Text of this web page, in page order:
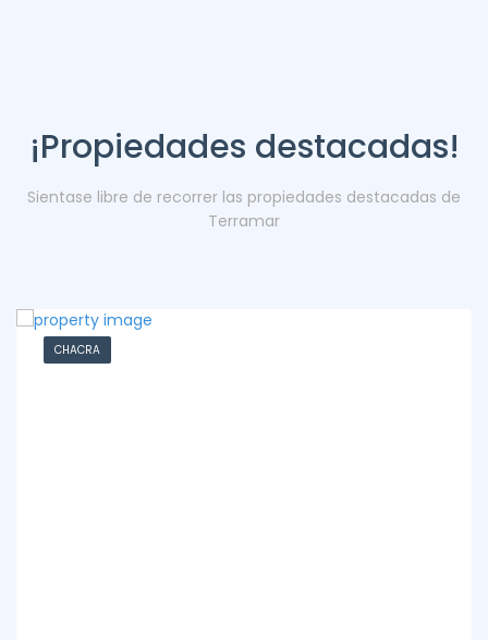
¡Propiedades destacadas!
Sientase libre de recorrer las propiedades destacadas de
Terramar
CHACRA